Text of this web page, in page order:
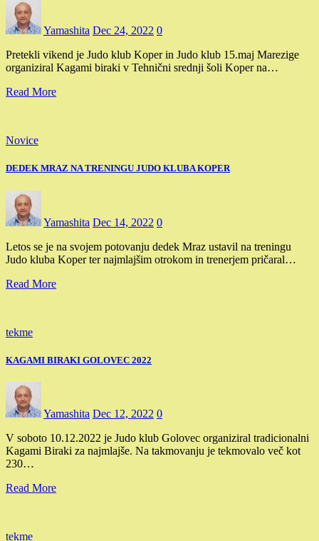
Yamashita Dec 24, 2022 0
Pretekli vikend je Judo klub Koper in Judo klub 15.maj Marezige
organiziral Kagami biraki v Tehnični srednji šoli Koper na…
Read More
Novice
DEDEK MRAZ NA TRENINGU JUDO KLUBA KOPER
Yamashita Dec 14, 2022 0
Letos se je na svojem potovanju dedek Mraz ustavil na treningu
Judo kluba Koper ter najmlajšim otrokom in trenerjem pričaral…
Read More
tekme
KAGAMI BIRAKI GOLOVEC 2022
Yamashita Dec 12, 2022 0
V soboto 10.12.2022 je Judo klub Golovec organiziral tradicionalni
Kagami Biraki za najmlajše. Na takmovanju je tekmovalo več kot
230…
Read More
tekme